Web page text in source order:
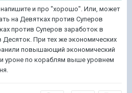
напишите и про "хорошо". Или, может
на Девятках против Суперов
против Суперов заработок в
При тех же экономических
повышающий экономический
уроне по кораблям выше уровнем